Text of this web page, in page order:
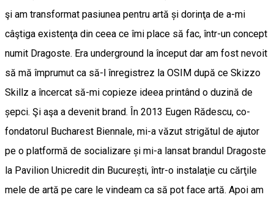
şi am transformat pasiunea pentru artă și dorinţa de a-mi
câştiga existenţa din ceea ce îmi place să fac, într-un concept
numit Dragoste. Era underground la început dar am fost nevoit
să mă împrumut ca să-l înregistrez la OSIM după ce Skizzo
Skillz a încercat să-mi copieze ideea printând o duzină de
șepci. Şi aşa a devenit brand. În 2013 Eugen Rădescu, co-
fondatorul Bucharest Biennale, mi-a văzut strigătul de ajutor
pe o platformă de socializare și mi-a lansat brandul Dragoste
la Pavilion Unicredit din București, într-o instalaţie cu cărţile
mele de artă pe care le vindeam ca să pot face artă. Apoi am